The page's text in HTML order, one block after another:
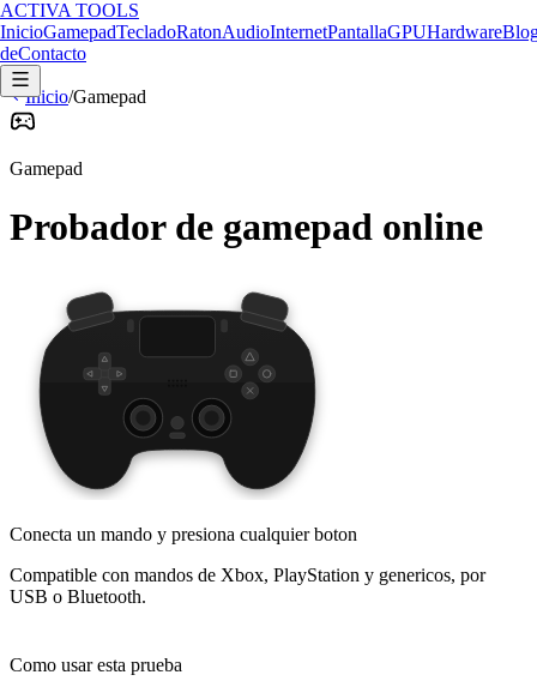
ACTIVA TOOLS
InicioGamepadTecladoRatonAudioInternetPantallaGPUHardware
deContacto
Inicio/Gamepad
Gamepad
Probador de gamepad online
Conecta un mando y presiona cualquier boton
Compatible con mandos de Xbox, PlayStation y genericos, por
USB o Bluetooth.
Como usar esta prueba